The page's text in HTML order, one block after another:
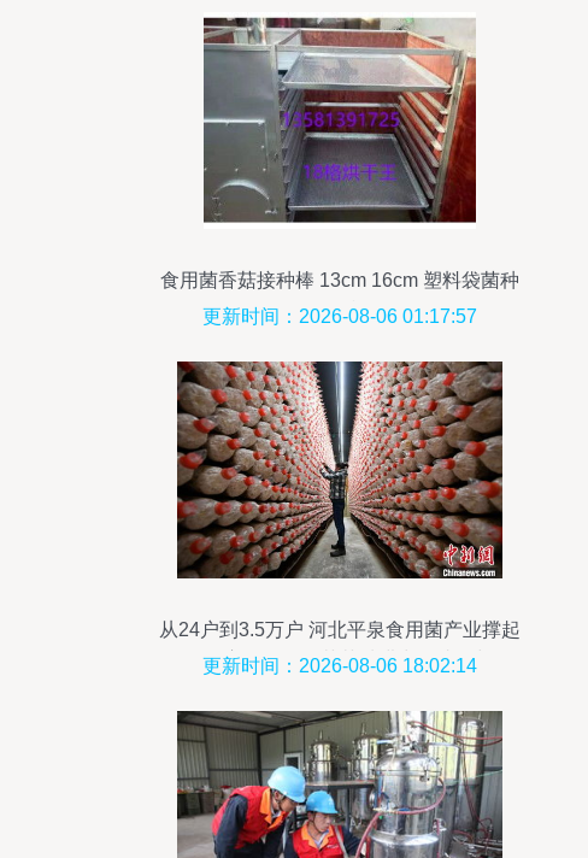
食用菌香菇接种棒 13cm 16cm 塑料袋菌种
打孔棒
更新时间：2026-08-06 01:17:57
从24户到3.5万户 河北平泉食用菌产业撑起
农民致富伞—食用菌菌种进出口成果与影
更新时间：2026-08-06 18:02:14